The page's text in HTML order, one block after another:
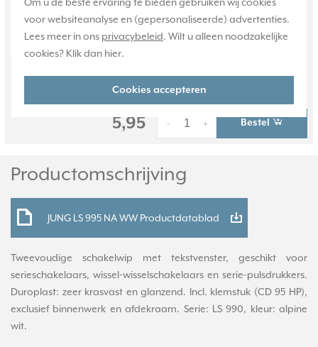
voor websiteanalyse en (gepersonaliseerde) advertenties.
Lees meer in ons privacybeleid. Wilt u alleen noodzakelijke
cookies? Klik dan hier.
Cookies accepteren
Verwachte levertijd:
Voor maandag 21u besteld,
751 stuk(s)
5,95 +
- Bestel
Productomschrijving
JUNG LS 995 NA WW Productdatablad
Tweevoudige schakelwip met tekstvenster, geschikt voor
serieschakelaars, wissel-wisselschakelaars en serie-pulsdrukkers.
Duroplast: zeer krasvast en glanzend. Incl. klemstuk (CD 95 HP),
exclusief binnenwerk en afdekraam. Serie: LS 990, kleur: alpine
wit.